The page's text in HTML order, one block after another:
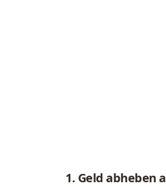
1. Geld abheben